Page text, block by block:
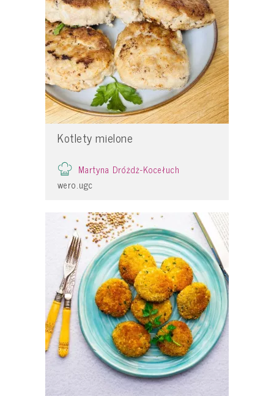
Kotlety mielone
Martyna Dróżdż-Kocełuch
wero.ugc